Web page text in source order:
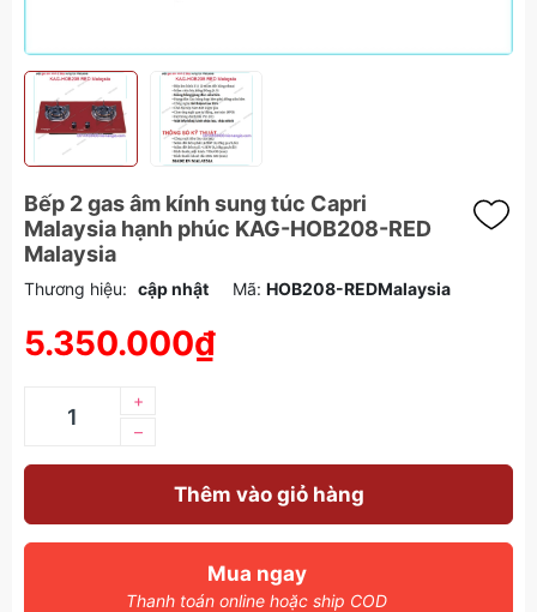
Bếp 2 gas âm kính sung túc Capri
Malaysia hạnh phúc KAG-HOB208-RED
Malaysia
Thương hiệu: cập nhật Mã: HOB208-REDMalaysia
5.350.000₫
–
+
Thêm vào giỏ hàng
Mua ngay
Thanh toán online hoặc ship COD